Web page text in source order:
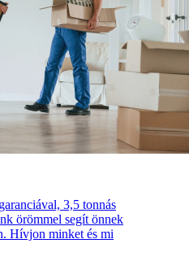
3,5 tonnás
örömmel segít önnek
Hívjon minket és mi